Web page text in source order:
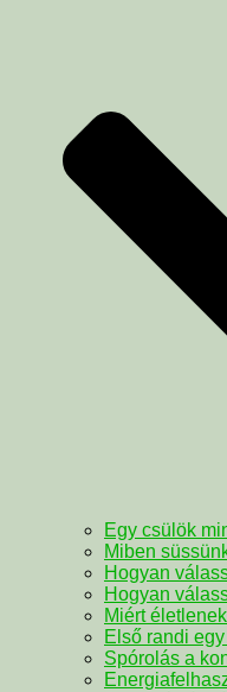
Egy csülök
Miben
Hogyan
Hogyan
Miért
Első randi
Spórolás a